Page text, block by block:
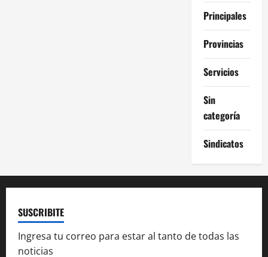
Principales
Provincias
Servicios
Sin
categoría
Sindicatos
SUSCRIBITE
Ingresa tu correo para estar al tanto de todas las
noticias